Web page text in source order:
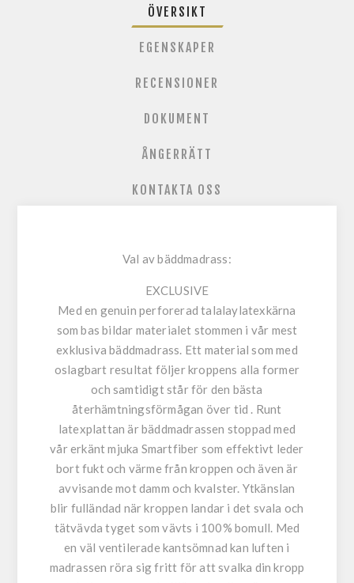
ÖVERSIKT
EGENSKAPER
RECENSIONER
DOKUMENT
ÅNGERRÄTT
KONTAKTA OSS
Val av bäddmadrass:
EXCLUSIVE
Med en genuin perforerad talalaylatexkärna
som bas bildar materialet stommen i vår mest
exklusiva bäddmadrass. Ett material som med
oslagbart resultat följer kroppens alla former
och samtidigt står för den bästa
återhämtningsförmågan över tid . Runt
latexplattan är bäddmadrassen stoppad med
vår erkänt mjuka Smartfiber som effektivt leder
bort fukt och värme från kroppen och även är
avvisande mot damm och kvalster. Ytkänslan
blir fulländad när kroppen landar i det svala och
tätvävda tyget som vävts i 100% bomull. Med
en väl ventilerade kantsömnad kan luften i
madrassen röra sig fritt för att svalka din kropp